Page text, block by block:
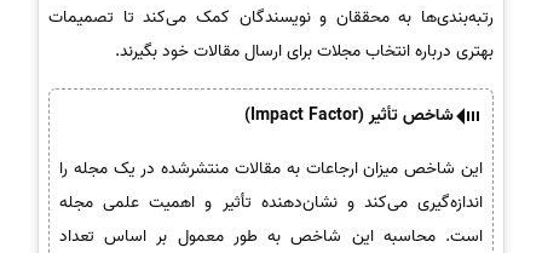
رتبه‌بندی‌ها به محققان و نویسندگان کمک می‌کند تا تصمیمات
بهتری درباره انتخاب مجلات برای ارسال مقالات خود بگیرند.
شاخص تأثیر (Impact Factor)
این شاخص میزان ارجاعات به مقالات منتشرشده در یک مجله را
اندازه‌گیری می‌کند و نشان‌دهنده تأثیر و اهمیت علمی مجله
است. محاسبه این شاخص به طور معمول بر اساس تعداد